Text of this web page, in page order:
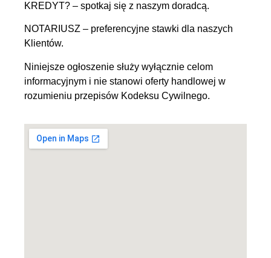
KREDYT? – spotkaj się z naszym doradcą.
NOTARIUSZ – preferencyjne stawki dla naszych
Klientów.
Niniejsze ogłoszenie służy wyłącznie celom
informacyjnym i nie stanowi oferty handlowej w
rozumieniu przepisów Kodeksu Cywilnego.